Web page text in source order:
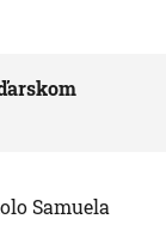
Samuela